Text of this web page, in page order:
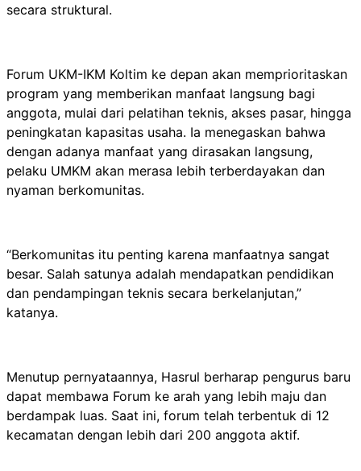
secara struktural.
Forum UKM-IKM Koltim ke depan akan memprioritaskan
program yang memberikan manfaat langsung bagi
anggota, mulai dari pelatihan teknis, akses pasar, hingga
peningkatan kapasitas usaha. Ia menegaskan bahwa
dengan adanya manfaat yang dirasakan langsung,
pelaku UMKM akan merasa lebih terberdayakan dan
nyaman berkomunitas.
“Berkomunitas itu penting karena manfaatnya sangat
besar. Salah satunya adalah mendapatkan pendidikan
dan pendampingan teknis secara berkelanjutan,”
katanya.
Menutup pernyataannya, Hasrul berharap pengurus baru
dapat membawa Forum ke arah yang lebih maju dan
berdampak luas. Saat ini, forum telah terbentuk di 12
kecamatan dengan lebih dari 200 anggota aktif.